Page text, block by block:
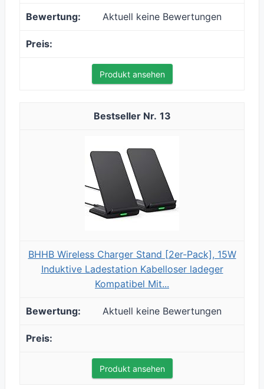
Aktuell keine Bewertungen
Produkt ansehen
13
BHHB Wireless Charger Stand [2er-Pack], 15W
Induktive Ladestation Kabelloser ladeger
Kompatibel Mit...
Aktuell keine Bewertungen
Produkt ansehen